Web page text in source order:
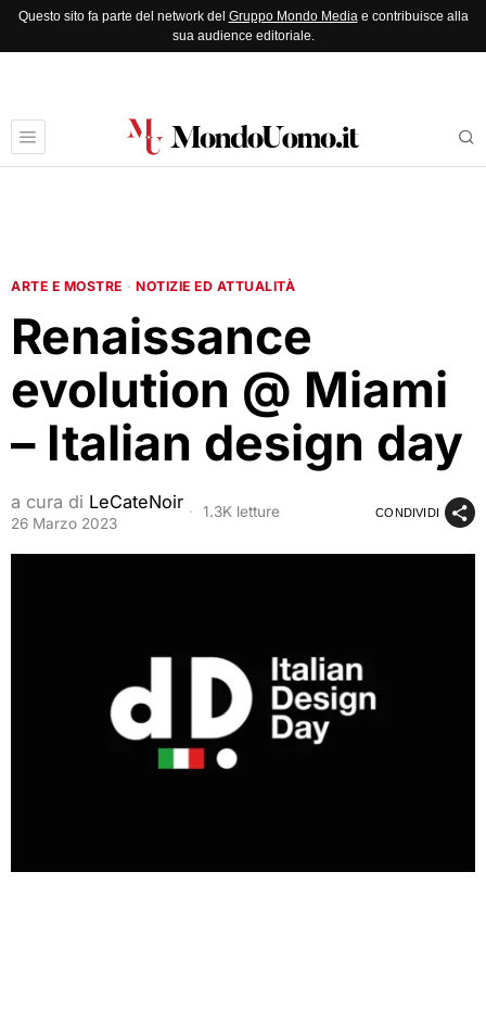
Questo sito fa parte del network del Gruppo Mondo Mediae contribuisce alla
sua audience editoriale.
ARTE E MOSTRE · NOTIZIE ED ATTUALITÀ
Renaissance
evolution @ Miami
– Italian design day
a cura di LeCateNoir
26 Marzo 2023
1.3K letture CONDIVIDI